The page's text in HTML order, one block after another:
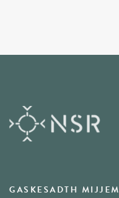
GASKESADTH MIJJEM